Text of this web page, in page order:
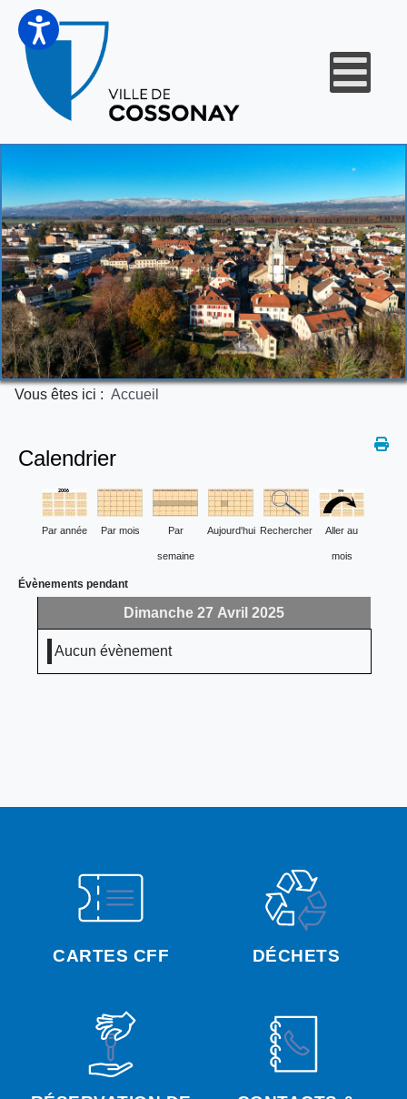
Vous êtes ici : Accueil
CARTES CFF DÉCHETS
Calendrier
Par année Par mois Par
semaine
Aujourd'hui Rechercher Aller au
mois
Évènements pendant
Dimanche 27 Avril 2025
Aucun évènement